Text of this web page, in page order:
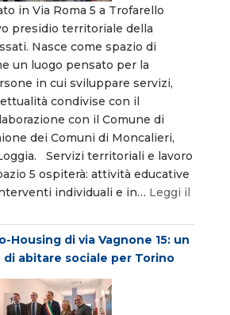
in Via Roma 5 a Trofarello
presidio territoriale della
Nasce come spazio di
un luogo pensato per la
in cui sviluppare servizi,
condivise con il
con il Comune di
dei Comuni di Moncalieri,
Servizi territoriali e lavoro
5 ospiterà: attività educative
individuali e in… Leggi il
Housing di via Vagnone 15: un
di abitare sociale per Torino